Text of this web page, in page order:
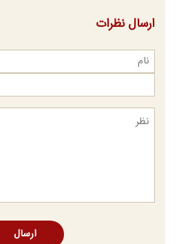
ارسال نظرات
ارسال